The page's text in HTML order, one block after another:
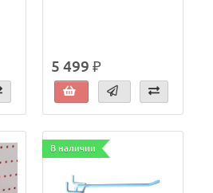
5 499 ₽
В наличии